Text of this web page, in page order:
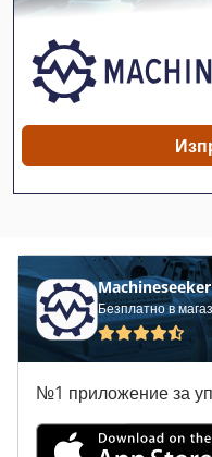
Hss
Jet Jssg
Maag
Schmedt
Steiner
Wiegand
Изтегляне
Машини За Опаковане
Machineseeker
Безплатно в
№1 приложение за